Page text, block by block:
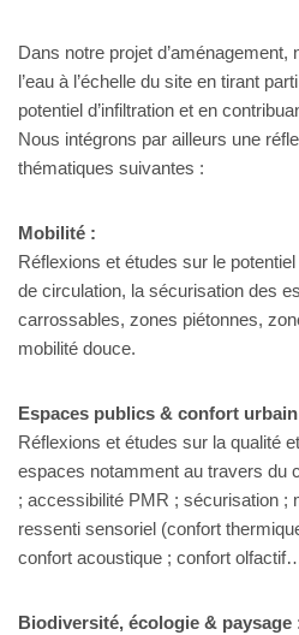
Dans notre projet
l’eau à l’échelle du site en tirant
potentiel d’infiltration et en
Nous intégrons par ailleurs une
thématiques suivantes :
Mobilité :
Réflexions et études sur le
de circulation, la sécurisation des
carrossables, zones piétonnes,
mobilité douce.
Espaces publics & confort
Réflexions et études sur la qualité
espaces notamment au travers du
; accessibilité PMR ; sécurisation ;
ressenti sensoriel (confort
confort acoustique ; confort
Biodiversité, écologie & paysage